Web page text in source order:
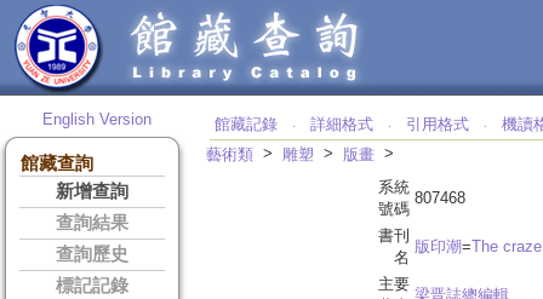
English Version
館藏查詢
新增查詢
查詢結果
查詢歷史
標記記錄
館藏記錄 ‧ 詳細格式 ‧ 引用格式 ‧
機讀
藝術類 > 雕塑 > 版畫 >
系統
號碼
807468
書刊
名
版印潮=The
主要
梁晋誌總編輯